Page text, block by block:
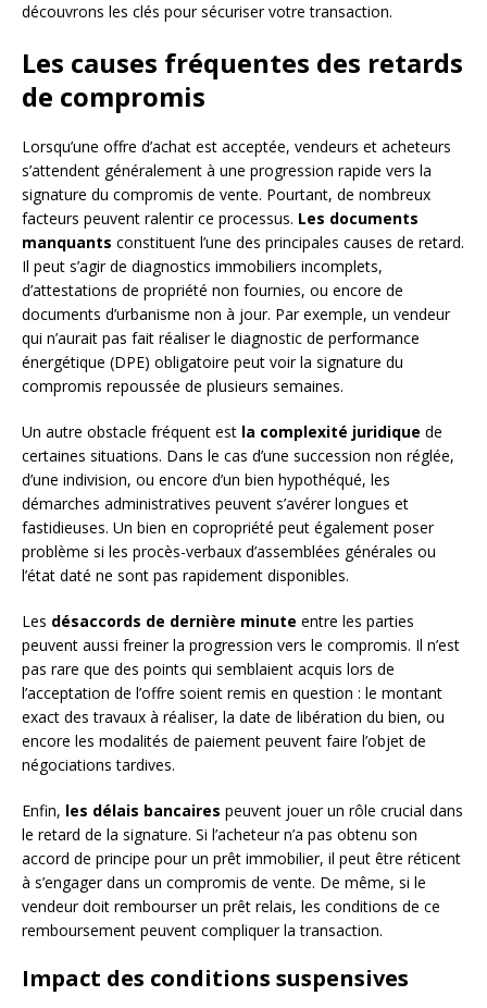
découvrons les clés pour sécuriser votre transaction.
Les causes fréquentes des retards
de compromis
Lorsqu’une offre d’achat est acceptée, vendeurs et acheteurs
s’attendent généralement à une progression rapide vers la
signature du compromis de vente. Pourtant, de nombreux
facteurs peuvent ralentir ce processus. Les documents
manquants constituent l’une des principales causes de retard.
Il peut s’agir de diagnostics immobiliers incomplets,
d’attestations de propriété non fournies, ou encore de
documents d’urbanisme non à jour. Par exemple, un vendeur
qui n’aurait pas fait réaliser le diagnostic de performance
énergétique (DPE) obligatoire peut voir la signature du
compromis repoussée de plusieurs semaines.
Un autre obstacle fréquent est la complexité juridique de
certaines situations. Dans le cas d’une succession non réglée,
d’une indivision, ou encore d’un bien hypothéqué, les
démarches administratives peuvent s’avérer longues et
fastidieuses. Un bien en copropriété peut également poser
problème si les procès-verbaux d’assemblées générales ou
l’état daté ne sont pas rapidement disponibles.
Les désaccords de dernière minute entre les parties
peuvent aussi freiner la progression vers le compromis. Il n’est
pas rare que des points qui semblaient acquis lors de
l’acceptation de l’offre soient remis en question : le montant
exact des travaux à réaliser, la date de libération du bien, ou
encore les modalités de paiement peuvent faire l’objet de
négociations tardives.
Enfin, les délais bancaires peuvent jouer un rôle crucial dans
le retard de la signature. Si l’acheteur n’a pas obtenu son
accord de principe pour un prêt immobilier, il peut être réticent
à s’engager dans un compromis de vente. De même, si le
vendeur doit rembourser un prêt relais, les conditions de ce
remboursement peuvent compliquer la transaction.
Impact des conditions suspensives